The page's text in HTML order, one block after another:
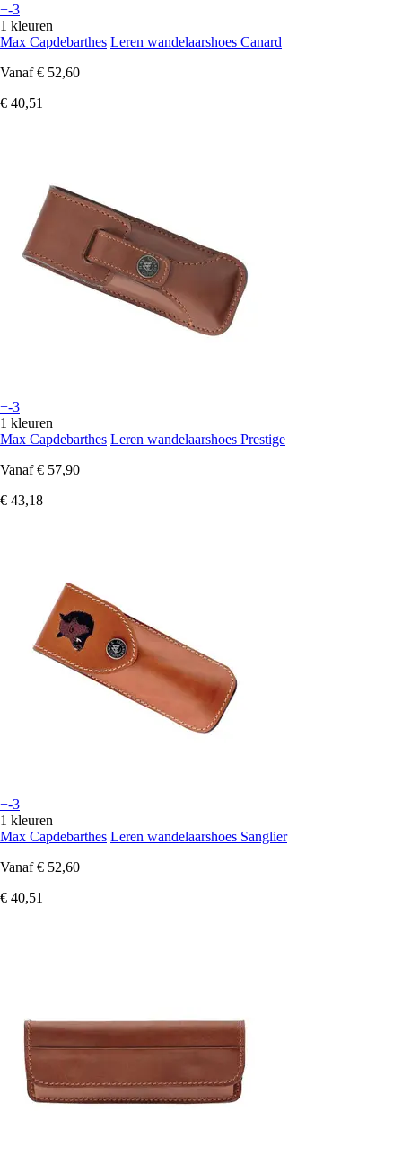
+-3
1 kleuren
Max Capdebarthes Leren wandelaarshoes Canard
Vanaf € 52,60
€ 40,51
+-3
1 kleuren
Max Capdebarthes Leren wandelaarshoes Prestige
Vanaf € 57,90
€ 43,18
+-3
1 kleuren
Max Capdebarthes Leren wandelaarshoes Sanglier
Vanaf € 52,60
€ 40,51